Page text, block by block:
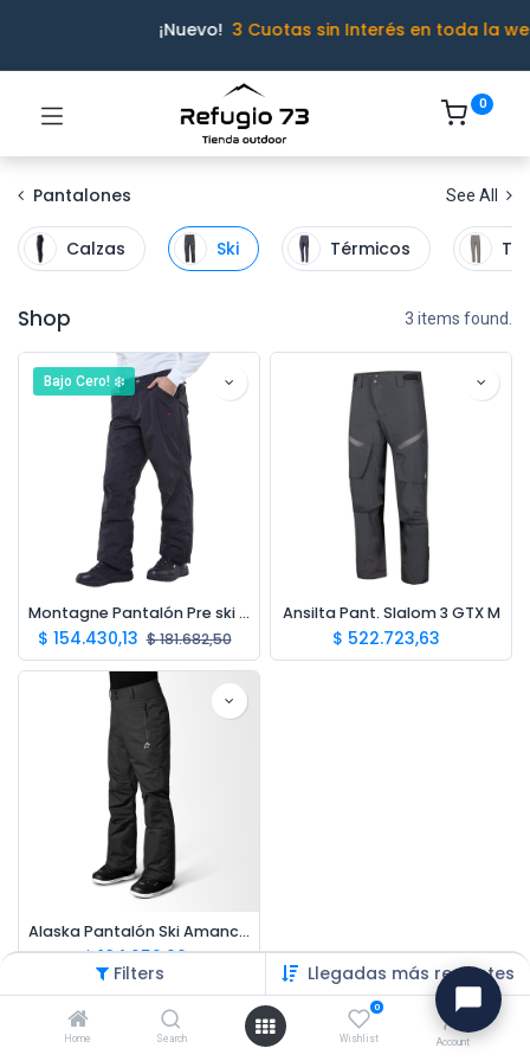
Filters Llegadas más recientes
Home Search
0
Wishlist Account
¡Nuevo! 3 Cuotas sin Interés en toda la
0
Pantalones See All
Calzas Ski Térmicos
Shop 3 items found.
Bajo Cero! ❄️
Montagne Pantalón Pre ski Pro
$ 154.430,13 $181.682,50
Ansilta Pant. Slalom 3 GTX M
$ 522.723,63
Alaska Pantalón Ski Amancay M
$184.252,99
Ivo · Refugio 73